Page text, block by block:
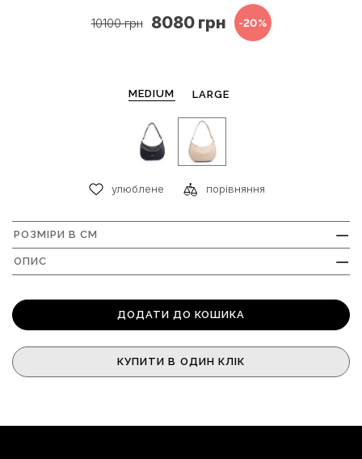
10100 грн 8080 грн -20%
MEDIUM LARGE
улюблене порівняння
РОЗМІРИ В СМ +
ОПИС +
ДОДАТИ ДО КОШИКА
КУПИТИ В ОДИН КЛІК